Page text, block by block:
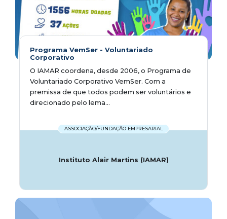
Programa VemSer - Voluntariado
Corporativo
O IAMAR coordena, desde 2006, o Programa de
Voluntariado Corporativo VemSer. Com a
premissa de que todos podem ser voluntários e
direcionado pelo lema...
ASSOCIAÇÃO/FUNDAÇÃO EMPRESARIAL
Instituto Alair Martins (IAMAR)